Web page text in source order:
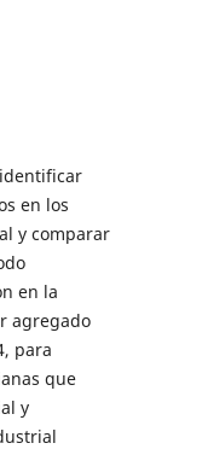
en los
y comparar
en la
agregado
para
que
y